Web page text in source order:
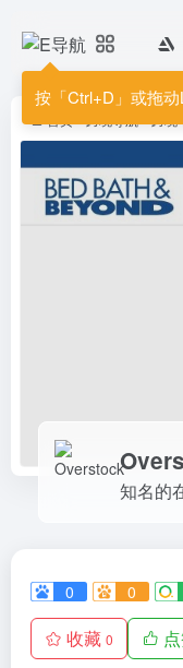
按「Ctrl+D」或拖
0 0
收藏 0